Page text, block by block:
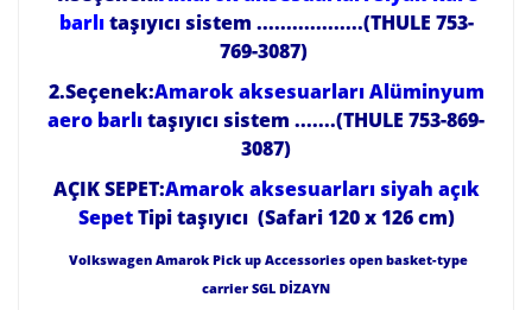
barlıtaşıyıcı sistem ..................(THULE 753-
769-3087)
2.Seçenek:Amarok aksesuarları Alüminyum
aero barlıtaşıyıcı sistem .......(THULE 753-869-
3087)
AÇIK SEPET:Amarok aksesuarları siyah açık
SepetTipi taşıyıcı (Safari 120 x 126 cm)
Volkswagen Amarok Pick up Accessories open basket-type
carrier SGL DİZAYN